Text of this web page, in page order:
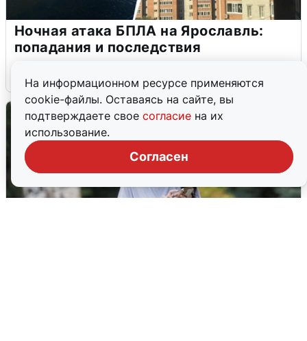
На информационном ресурсе применяются
cookie-файлы. Оставаясь на сайте, вы
подтверждаете свое согласие на их
использование.
Согласен
Ночная атака БПЛА на Ярославль:
попадания и последствия